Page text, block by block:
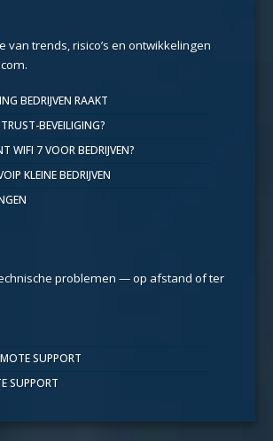
van trends, risico’s en ontwikkelingen
BEDRIJVEN RAAKT
BEVEILIGING?
WIFI 7 VOOR BEDRIJVEN?
KLEINE BEDRIJVEN
problemen — op afstand of ter
SUPPORT
SUPPORT